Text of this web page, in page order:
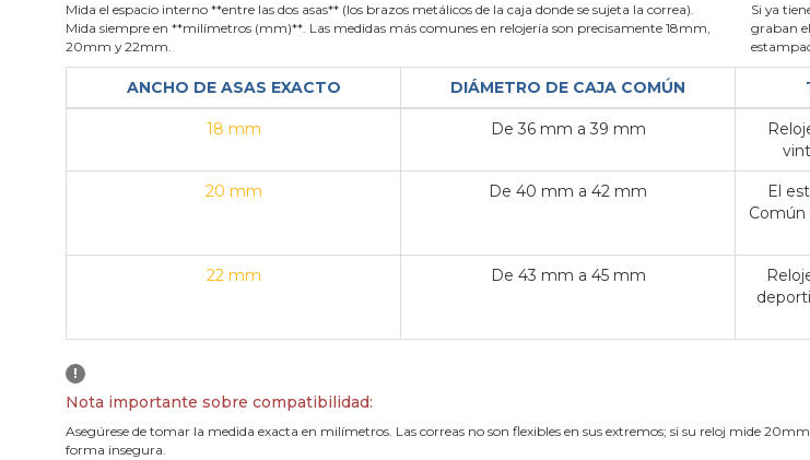
Mida el espacio interno **entre las dos asas** (los brazos metálicos de la caja donde se sujeta la correa).
Mida siempre en **milímetros (mm)**. Las medidas más comunes en relojería son precisamente 18mm,
20mm y 22mm.
Si ya
graban
ANCHO DE ASAS EXACTO DIÁMETRO DE CAJA COMÚN
18 mm De 36 mm a 39 mm
20 mm De 40 mm a 42 mm
El
Común
22 mm De 43 mm a 45 mm
!
Nota importante sobre compatibilidad:
Asegúrese de tomar la medida exacta en milímetros. Las correas no son flexibles en sus extremos; si su reloj mide
forma insegura.